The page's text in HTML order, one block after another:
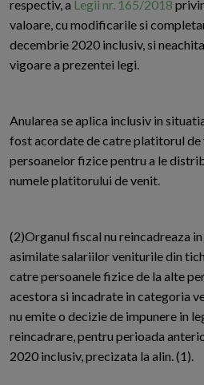
respectiv, a Legii nr. 165/2018
valoare, cu modificarile si
decembrie 2020 inclusiv, si
vigoare a prezentei legi.
Anularea se aplica inclusiv in
fost acordate de catre platitorul
persoanelor fizice pentru a le
numele platitorului de venit.
(2)Organul fiscal nu reincadreaza
asimilate salariilor veniturile din
catre persoanele fizice de la alte
acestora si incadrate in categoria
nu emite o decizie de impunere in
reincadrare, pentru perioada
2020 inclusiv, precizata la alin. (1).